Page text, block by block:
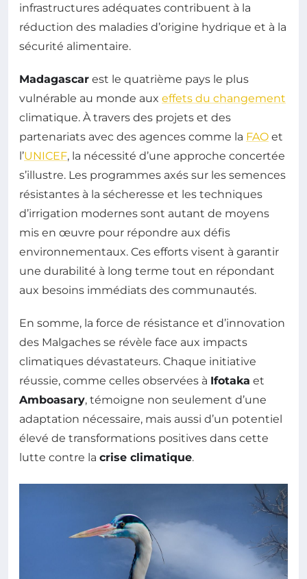
infrastructures adéquates contribuent à la
réduction des maladies d’origine hydrique et à la
sécurité alimentaire.
Madagascar est le quatrième pays le plus
vulnérable au monde aux effets du changement
climatique. À travers des projets et des
partenariats avec des agences comme la FAO et
l’UNICEF, la nécessité d’une approche concertée
s’illustre. Les programmes axés sur les semences
résistantes à la sécheresse et les techniques
d’irrigation modernes sont autant de moyens
mis en œuvre pour répondre aux défis
environnementaux. Ces efforts visent à garantir
une durabilité à long terme tout en répondant
aux besoins immédiats des communautés.
En somme, la force de résistance et d’innovation
des Malgaches se révèle face aux impacts
climatiques dévastateurs. Chaque initiative
réussie, comme celles observées à Ifotaka et
Amboasary, témoigne non seulement d’une
adaptation nécessaire, mais aussi d’un potentiel
élevé de transformations positives dans cette
lutte contre la crise climatique.